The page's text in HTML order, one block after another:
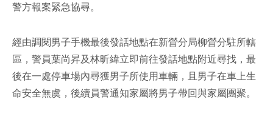
警方報案緊急協尋。
經由調閱男子手機最後發話地點在新營分局柳營分駐所轄
區，警員葉尚昇及林昕緯立即前往發話地點附近尋找，最
後在一處停車場內尋獲男子所使用車輛，且男子在車上生
命安全無虞，後續員警通知家屬將男子帶回與家屬團聚。